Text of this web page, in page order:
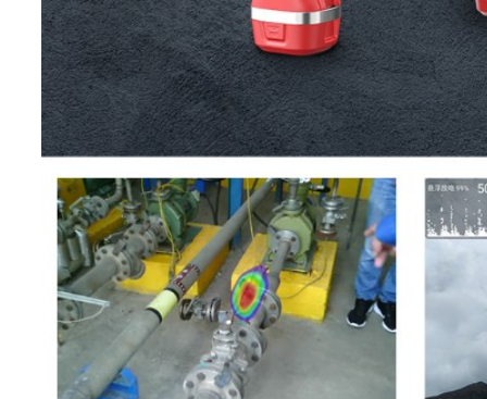
65k Hz:1~120dB SPL
70kHz:8~120dB SPL
75kHz:7~120dB SPL
声音采样率
200kHz
声学刷新率
25Hz
工作距离
0.3~200m
测量分析
定位频率范
2~100kHz
测量点